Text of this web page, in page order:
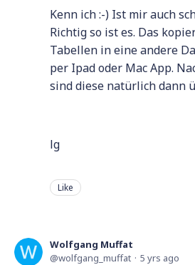
Kenn ich :-) Ist mir auch
Richtig so ist es. Das
Tabellen in eine andere
per Ipad oder Mac App.
sind diese natürlich dann
lg
Like
Wolfgang Muffat
wolfgang_muffat
5 yrs ago